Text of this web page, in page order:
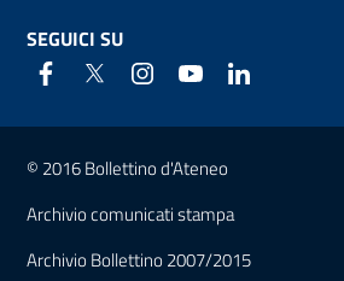
SEGUICI SU
Link e informazioni utili
© 2016 Bollettino d'Ateneo
Archivio comunicati stampa
Archivio Bollettino 2007/2015